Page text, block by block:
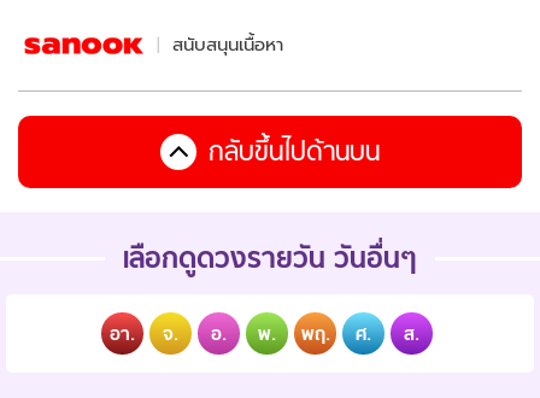
สนับสนุนเนื้อหา
กลับขึ้นไปด้านบน
เลือกดูดวงรายวัน วันอื่นๆ
อา. จ. อ. พ. พฤ. ศ. ส.